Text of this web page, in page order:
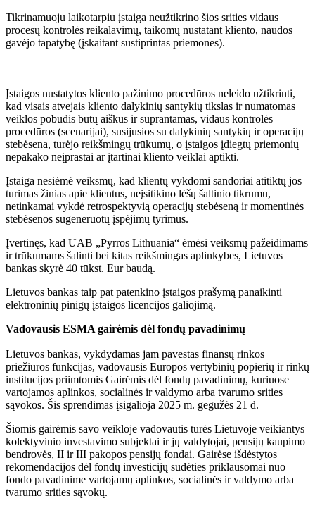
Tikrinamuoju laikotarpiu įstaiga neužtikrino šios srities vidaus
procesų kontrolės reikalavimų, taikomų nustatant kliento, naudos
gavėjo tapatybę (įskaitant sustiprintas priemones).
Įstaigos nustatytos kliento pažinimo procedūros neleido užtikrinti,
kad visais atvejais kliento dalykinių santykių tikslas ir numatomas
veiklos pobūdis būtų aiškus ir suprantamas, vidaus kontrolės
procedūros (scenarijai), susijusios su dalykinių santykių ir operacijų
stebėsena, turėjo reikšmingų trūkumų, o įstaigos įdiegtų priemonių
nepakako neįprastai ar įtartinai kliento veiklai aptikti.
Įstaiga nesiėmė veiksmų, kad klientų vykdomi sandoriai atitiktų jos
turimas žinias apie klientus, neįsitikino lėšų šaltinio tikrumu,
netinkamai vykdė retrospektyvią operacijų stebėseną ir momentinės
stebėsenos sugeneruotų įspėjimų tyrimus.
Įvertinęs, kad UAB „Pyrros Lithuania“ ėmėsi veiksmų pažeidimams
ir trūkumams šalinti bei kitas reikšmingas aplinkybes, Lietuvos
bankas skyrė 40 tūkst. Eur baudą.
Lietuvos bankas taip pat patenkino įstaigos prašymą panaikinti
elektroninių pinigų įstaigos licencijos galiojimą.
Vadovausis ESMA gairėmis dėl fondų pavadinimų
Lietuvos bankas, vykdydamas jam pavestas finansų rinkos
priežiūros funkcijas, vadovausis Europos vertybinių popierių ir rinkų
institucijos priimtomis Gairėmis dėl fondų pavadinimų, kuriuose
vartojamos aplinkos, socialinės ir valdymo arba tvarumo srities
sąvokos. Šis sprendimas įsigalioja 2025 m. gegužės 21 d.
Šiomis gairėmis savo veikloje vadovautis turės Lietuvoje veikiantys
kolektyvinio investavimo subjektai ir jų valdytojai, pensijų kaupimo
bendrovės, II ir III pakopos pensijų fondai. Gairėse išdėstytos
rekomendacijos dėl fondų investicijų sudėties priklausomai nuo
fondo pavadinime vartojamų aplinkos, socialinės ir valdymo arba
tvarumo srities sąvokų.